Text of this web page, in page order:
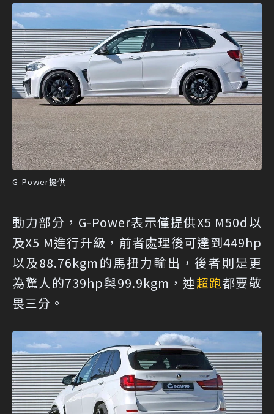
G-Power提供
動力部分，G-Power表示僅提供X5 M50d以
及X5 M進行升級，前者處理後可達到449hp
以及88.76kgm的馬扭力輸出，後者則是更
為驚人的739hp與99.9kgm，連超跑都要敬
畏三分。